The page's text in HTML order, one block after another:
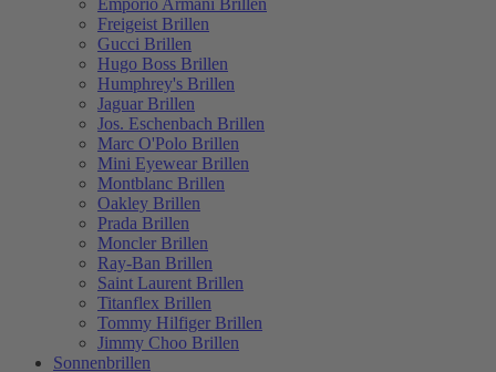
Freigeist Brillen
Gucci Brillen
Hugo Boss Brillen
Humphrey's Brillen
Jaguar Brillen
Jos. Eschenbach Brillen
Marc O'Polo Brillen
Mini Eyewear Brillen
Montblanc Brillen
Oakley Brillen
Prada Brillen
Moncler Brillen
Ray-Ban Brillen
Saint Laurent Brillen
Titanflex Brillen
Tommy Hilfiger Brillen
Jimmy Choo Brillen
Sonnenbrillen